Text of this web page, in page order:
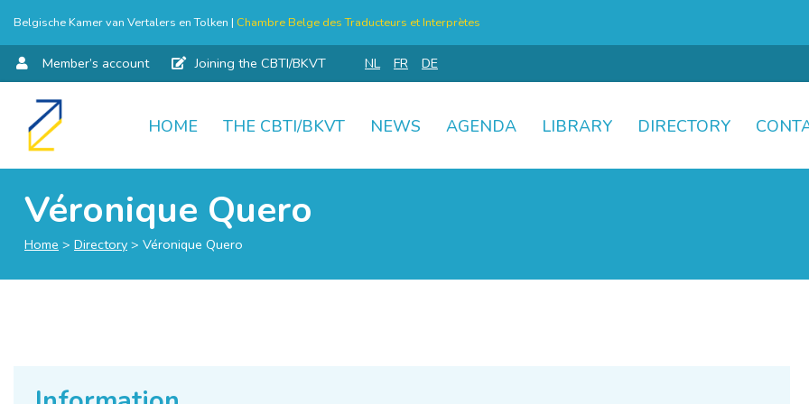
Belgische Kamer van Vertalers en Tolken | Chambre Belge des Traducteurs et Interprètes
Member’s account Joining the CBTI/BKVT NL FR DE
Skip
HOME THE CBTI/BKVT NEWS AGENDA LIBRARY DIRECTORY
Véronique Quero
Home > Directory > Véronique Quero